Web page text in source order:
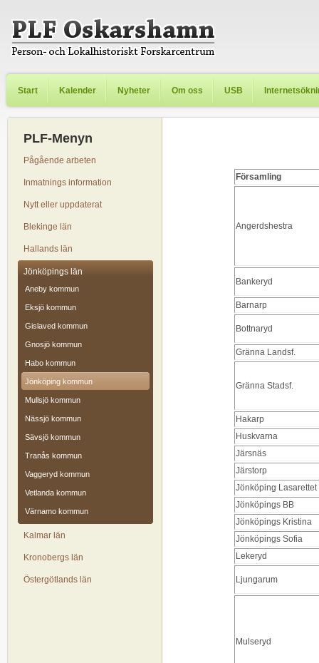
Start Kalender Nyheter Om oss USB
PLF-Menyn
Pågående arbeten
Inmatnings information
Nytt eller uppdaterat
Blekinge län
Hallands län
Jönköpings län
Aneby kommun
Eksjö kommun
Gislaved kommun
Gnosjö kommun
Habo kommun
Jönköping kommun
Mullsjö kommun
Nässjö kommun
Sävsjö kommun
Tranås kommun
Vaggeryd kommun
Vetlanda kommun
Värnamo kommun
Kalmar län
Kronobergs län
Östergötlands län
Församling
Angerdshestra
Bankeryd
Barnarp
Bottnaryd
Gränna Landsf.
Gränna Stadsf.
Hakarp
Huskvarna
Järsnäs
Järstorp
Jönköping Lasarettet
Jönköpings BB
Jönköpings Kristina
Jönköpings Sofia
Lekeryd
Ljungarum
Mulseryd